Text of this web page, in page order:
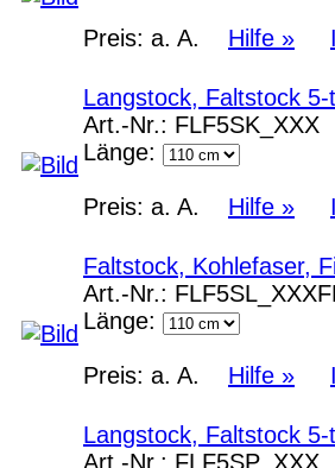
Preis: a. A. Hilfe »
Langstock, Faltstock
Art.-Nr.: FLF5SK_XXX
Länge:
Preis: a. A. Hilfe »
Faltstock, Kohlefaser,
Art.-Nr.:
Länge:
Preis: a. A. Hilfe »
Langstock, Faltstock
Art.-Nr.: FLF5SP_XXX